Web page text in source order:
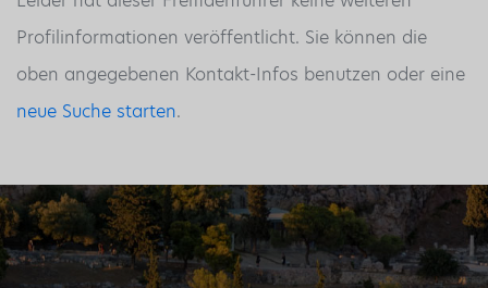
Profilinformationen veröffentlicht. Sie können die
oben angegebenen Kontakt-Infos benutzen oder eine
neue Suche starten.